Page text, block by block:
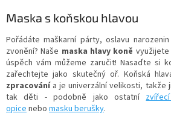
l
á
d
a
c
í
p
r
Maska s koňskou hlavou
Pořádáte maškarní párty, oslavu
zvonění? Naše maska hlavy koně využijete
úspěch vám můžeme zaručit! Nasaďte si
zařechtejte jako skutečný oř. Koňská
zpracovánía je univerzální velikosti, takže
tak děti -podobně jako ostatní
opicenebo masku berušky.